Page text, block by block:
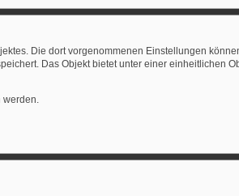
Die dort vorgenommenen Einstellungen
Das Objekt bietet unter einer einheitlichen
werden.